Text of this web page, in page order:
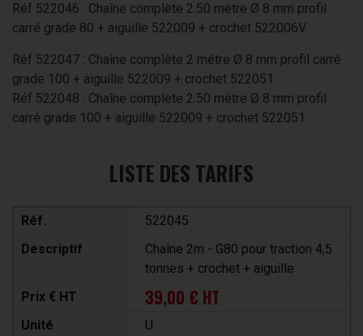
Réf 522046 : Chaîne complète 2.50 métre Ø 8 mm profil
carré grade 80 + aiguille 522009 + crochet 522006V.
Réf 522047 : Chaîne complète 2 métre Ø 8 mm profil carré
grade 100 + aiguille 522009 + crochet 522051.
Réf 522048 : Chaîne complète 2.50 métre Ø 8 mm profil
carré grade 100 + aiguille 522009 + crochet 522051.
LISTE DES TARIFS
Réf.
522045
Descriptif
Chaîne 2m - G80 pour traction 4,5
tonnes + crochet + aiguille
Prix € HT
39,00 € HT
Unité
U